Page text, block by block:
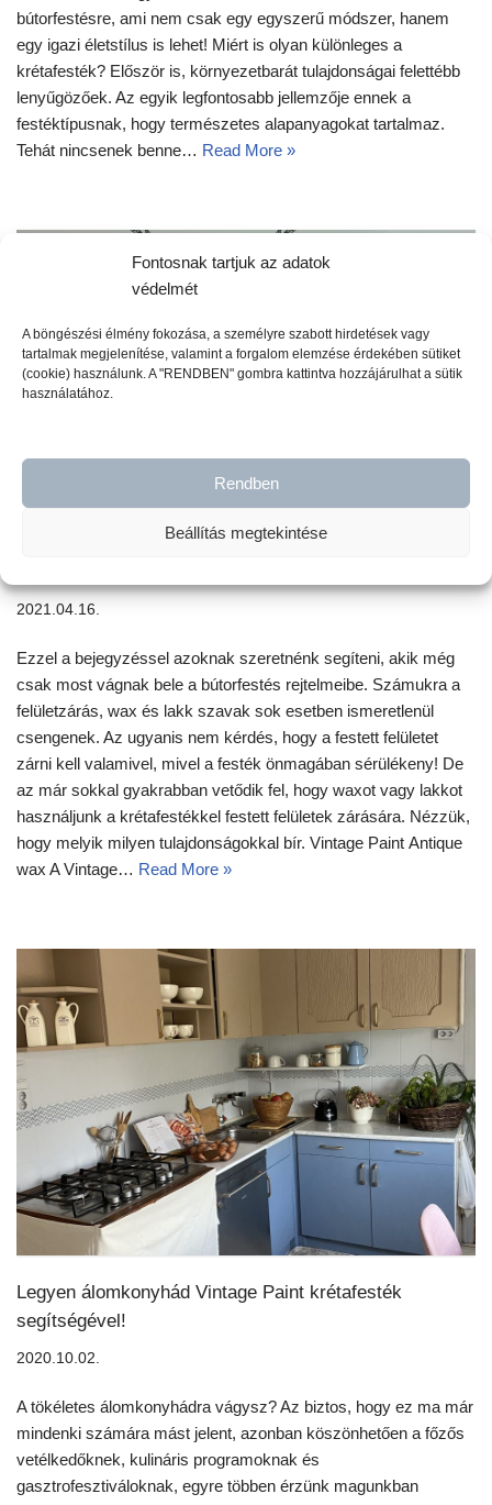
Fontosnak tartjuk az adatok
védelmét
A böngészési élmény fokozása, a személyre szabott hirdetések vagy
tartalmak megjelenítése, valamint a forgalom elemzése érdekében sütiket
(cookie) használunk. A "RENDBEN" gombra kattintva hozzájárulhat a sütik
használatához.
Rendben
Beállítás megtekintése
bútorfestésre, ami nem csak egy egyszerű módszer, hanem
egy igazi életstílus is lehet! Miért is olyan különleges a
krétafesték? Először is, környezetbarát tulajdonságai felettébb
lenyűgözőek. Az egyik legfontosabb jellemzője ennek a
festéktípusnak, hogy természetes alapanyagokat tartalmaz.
Tehát nincsenek benne… Read More »
2021.04.16.
Ezzel a bejegyzéssel azoknak szeretnénk segíteni, akik még
csak most vágnak bele a bútorfestés rejtelmeibe. Számukra a
felületzárás, wax és lakk szavak sok esetben ismeretlenül
csengenek. Az ugyanis nem kérdés, hogy a festett felületet
zárni kell valamivel, mivel a festék önmagában sérülékeny! De
az már sokkal gyakrabban vetődik fel, hogy waxot vagy lakkot
használjunk a krétafestékkel festett felületek zárására. Nézzük,
hogy melyik milyen tulajdonságokkal bír. Vintage Paint Antique
wax A Vintage… Read More »
Legyen álomkonyhád Vintage Paint krétafesték
segítségével!
2020.10.02.
A tökéletes álomkonyhádra vágysz? Az biztos, hogy ez ma már
mindenki számára mást jelent, azonban köszönhetően a főzős
vetélkedőknek, kulináris programoknak és
gasztrofesztiváloknak, egyre többen érzünk magunkban